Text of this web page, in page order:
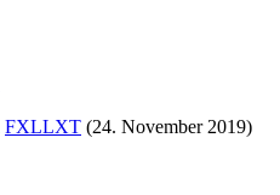
FXLLXT (24. November 2019)